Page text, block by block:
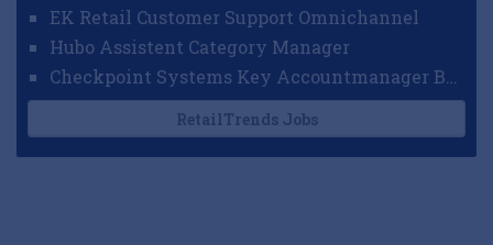
EK Retail Customer Support Omnichannel
Hubo Assistent Category Manager
RetailTrends Jobs